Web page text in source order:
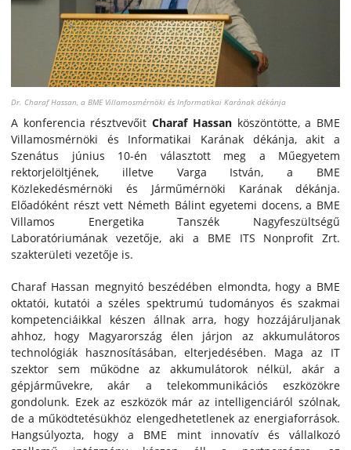
Dr. Charaf Hassan, a BME Villamosmérnöki és Informatikai Karának dékánja
A konferencia résztvevőitCharaf Hassan köszöntötte, a BME
Villamosmérnöki és Informatikai Karának dékánja, akit a
Szenátus június 10-én választott meg a Műegyetem
rektorjelöltjének, illetve Varga István, a BME
Közlekedésmérnöki és Járműmérnöki Karának dékánja.
Előadóként részt vett Németh Bálint egyetemi docens, a BME
Villamos Energetika Tanszék Nagyfeszültségű
Laboratóriumának vezetője, aki a BME ITS Nonprofit Zrt.
szakterületi vezetője is.
Charaf Hassan megnyitó beszédében elmondta, hogy a BME
oktatói, kutatói a széles spektrumú tudományos és szakmai
kompetenciáikkal készen állnak arra, hogy hozzájáruljanak
ahhoz, hogy Magyarország élen járjon az akkumulátoros
technológiák hasznosításában, elterjedésében. Maga az IT
szektor sem működne az akkumulátorok nélkül, akár a
gépjárművekre, akár a telekommunikációs eszközökre
gondolunk. Ezek az eszközök már az intelligenciáról szólnak,
de a működtetésükhöz elengedhetetlenek az energiaforrások.
Hangsúlyozta, hogy a BME mint innovatív és vállalkozó